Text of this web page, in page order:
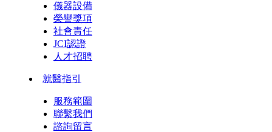
儀器設備
榮譽獎項
社會責任
JCI認證
人才招聘
就醫指引
服務範圍
聯繫我們
諮詢留言